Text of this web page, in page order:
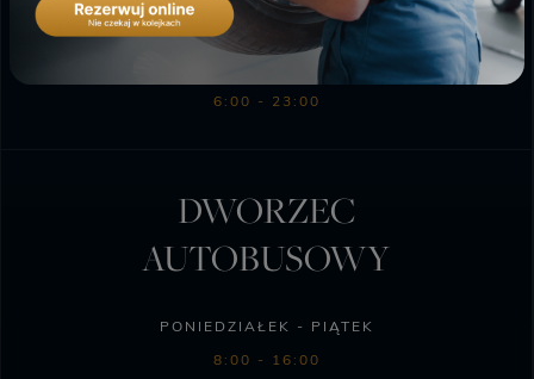
PONIEDZIAŁEK - SOBOTA
6:00 - 23:00
DWORZEC
AUTOBUSOWY
PONIEDZIAŁEK - PIĄTEK
8:00 - 16:00